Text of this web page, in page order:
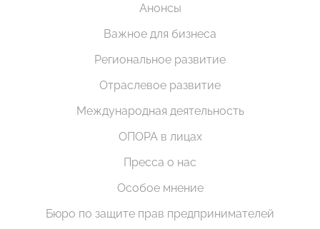
Анонсы
Важное для бизнеса
Региональное развитие
Отраслевое развитие
Международная деятельность
ОПОРА в лицах
Пресса о нас
Особое мнение
Бюро по защите прав предпринимателей